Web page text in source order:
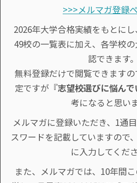
>>>メルマガ登録
2026年大学合格実績をもとに
49校の一覧表に加え、各学校
認できます。
無料登録だけで閲覧できます
定ですが『志望校選びに悩んで
考になると思いま
メルマガに登録いただき、1通
スワードを記載していますので
に入力してくださ
また、メルマガでは、10年間